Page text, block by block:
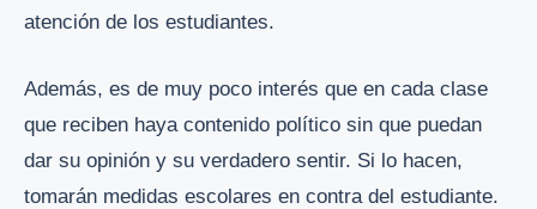
atención de los estudiantes.
Además, es de muy poco interés que en cada clase
que reciben haya contenido político sin que puedan
dar su opinión y su verdadero sentir. Si lo hacen,
tomarán medidas escolares en contra del estudiante.